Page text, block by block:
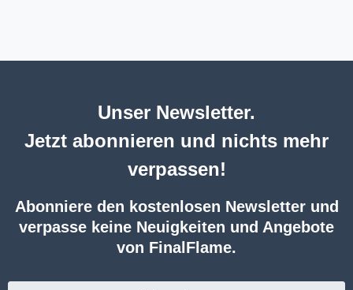
Unser Newsletter.
Jetzt abonnieren und nichts mehr
verpassen!
Abonniere den kostenlosen Newsletter und
verpasse keine Neuigkeiten und Angebote
von FinalFlame.